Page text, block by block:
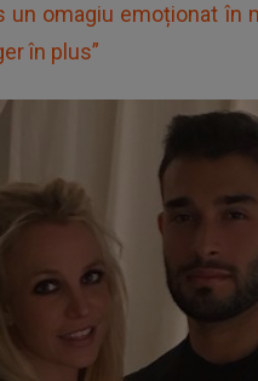
un omagiu emoționat în
în plus”